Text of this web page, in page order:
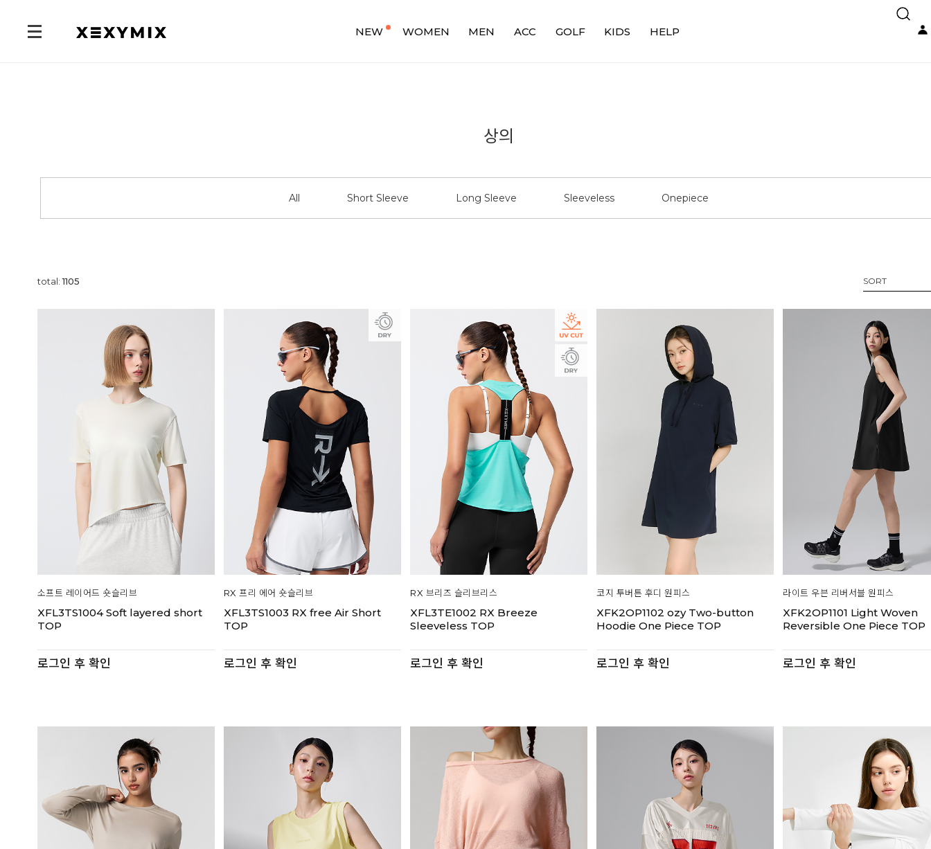
NEW WOMEN MEN ACC GOLF KIDS HELP
상의
All Short Sleeve Long Sleeve Sleeveless Onepiece
total:1105
소프트 레이어드 숏슬리브
XFL3TS1004 Soft layered short
TOP
로그인 후 확인
RX 프리 에어 숏슬리브
XFL3TS1003 RX free Air Short
TOP
로그인 후 확인
RX 브리즈 슬리브리스
XFL3TE1002 RX Breeze
Sleeveless TOP
로그인 후 확인
코지 투버튼 후디 원피스
XFK2OP1102 ozy Two-button
Hoodie One Piece TOP
로그인 후 확인
라이트 우븐 리버서블 원피스
XFK2OP1101 Light Woven
Reversible One Piece TOP
로그인 후 확인